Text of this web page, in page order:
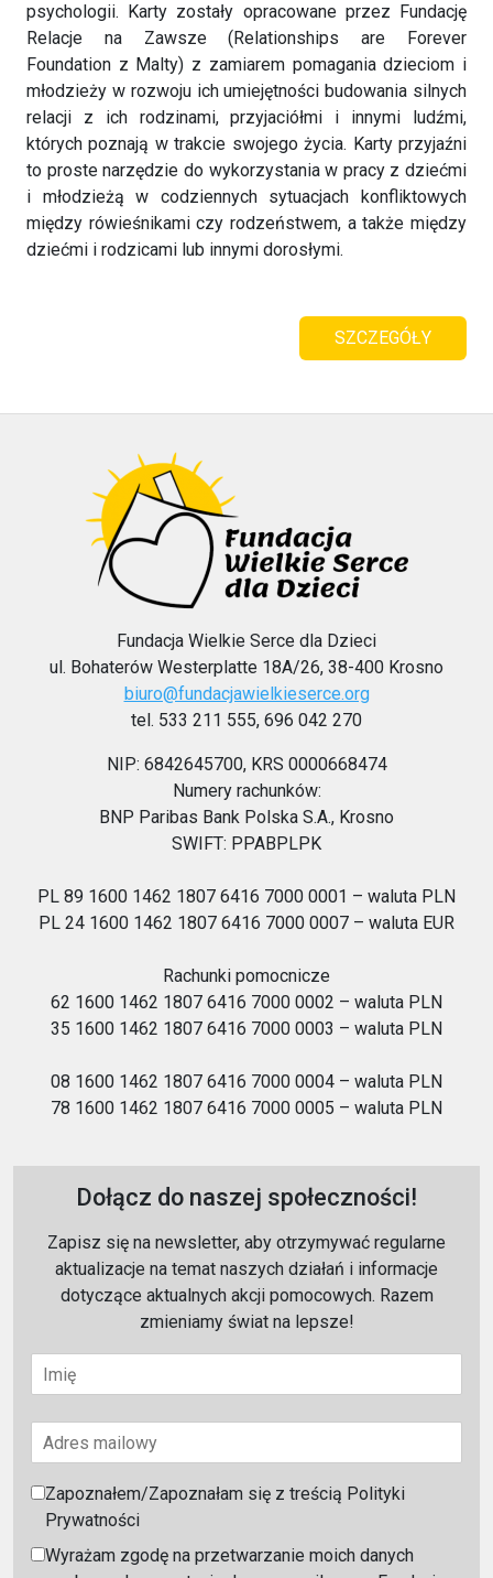
psychologii. Karty zostały opracowane przez Fundację
Relacje na Zawsze (Relationships are Forever
Foundation z Malty) z zamiarem pomagania dzieciom i
młodzieży w rozwoju ich umiejętności budowania silnych
relacji z ich rodzinami, przyjaciółmi i innymi ludźmi,
których poznają w trakcie swojego życia. Karty przyjaźni
to proste narzędzie do wykorzystania w pracy z dziećmi
i młodzieżą w codziennych sytuacjach konfliktowych
między rówieśnikami czy rodzeństwem, a także między
dziećmi i rodzicami lub innymi dorosłymi.
SZCZEGÓŁY
Fundacja Wielkie Serce dla Dzieci
ul. Bohaterów Westerplatte 18A/26, 38-400 Krosno
biuro@fundacjawielkieserce.org
tel. 533 211 555, 696 042 270
NIP: 6842645700, KRS 0000668474
Numery rachunków:
BNP Paribas Bank Polska S.A., Krosno
SWIFT: PPABPLPK
PL 89 1600 1462 1807 6416 7000 0001 – waluta PLN
PL 24 1600 1462 1807 6416 7000 0007 – waluta EUR
Rachunki pomocnicze
62 1600 1462 1807 6416 7000 0002 – waluta PLN
35 1600 1462 1807 6416 7000 0003 – waluta PLN
08 1600 1462 1807 6416 7000 0004 – waluta PLN
78 1600 1462 1807 6416 7000 0005 – waluta PLN
Dołącz do naszej społeczności!
Zapisz się na newsletter, aby otrzymywać regularne
aktualizacje na temat naszych działań i informacje
dotyczące aktualnych akcji pomocowych. Razem
zmieniamy świat na lepsze!
Zapoznałem/Zapoznałam się z treścią Polityki
Prywatności
Wyrażam zgodę na przetwarzanie moich danych